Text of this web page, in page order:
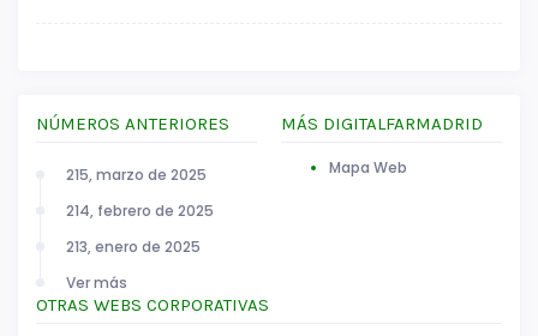
NÚMEROS ANTERIORES
215, marzo de 2025
214, febrero de 2025
213, enero de 2025
Ver más
MÁS DIGITALFARMADRID
Mapa Web
OTRAS WEBS CORPORATIVAS